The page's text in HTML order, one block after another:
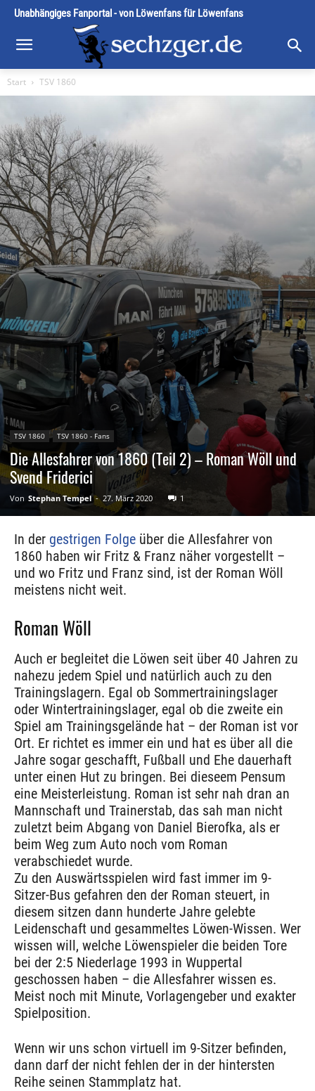
Unabhängiges Fanportal - von Löwenfans für Löwenfans
Start TSV 1860
TSV 1860 TSV 1860 - Fans
Die Allesfahrer von 1860 (Teil 2) – Roman Wöll und
Svend Friderici
Von Stephan Tempel - 27. März 2020 1
In der gestrigen Folge über die Allesfahrer von
1860 haben wir Fritz & Franz näher vorgestellt –
und wo Fritz und Franz sind, ist der Roman Wöll
meistens nicht weit.
Roman Wöll
Auch er begleitet die Löwen seit über 40 Jahren zu
nahezu jedem Spiel und natürlich auch zu den
Trainingslagern. Egal ob Sommertrainingslager
oder Wintertrainingslager, egal ob die zweite ein
Spiel am Trainingsgelände hat – der Roman ist vor
Ort. Er richtet es immer ein und hat es über all die
Jahre sogar geschafft, Fußball und Ehe dauerhaft
unter einen Hut zu bringen. Bei dieseem Pensum
eine Meisterleistung. Roman ist sehr nah dran an
Mannschaft und Trainerstab, das sah man nicht
zuletzt beim Abgang von Daniel Bierofka, als er
beim Weg zum Auto noch vom Roman
verabschiedet wurde.
Zu den Auswärtsspielen wird fast immer im 9-
Sitzer-Bus gefahren den der Roman steuert, in
diesem sitzen dann hunderte Jahre gelebte
Leidenschaft und gesammeltes Löwen-Wissen. Wer
wissen will, welche Löwenspieler die beiden Tore
bei der 2:5 Niederlage 1993 in Wuppertal
geschossen haben – die Allesfahrer wissen es.
Meist noch mit Minute, Vorlagengeber und exakter
Spielposition.
Wenn wir uns schon virtuell im 9-Sitzer befinden,
dann darf der nicht fehlen der in der hintersten
Reihe seinen Stammplatz hat.